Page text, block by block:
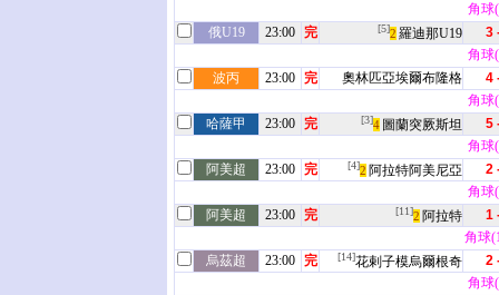
角球
俄U19
23:00 完 [5]2 羅迪那U19
3
角球
波丙
23:00 完 奧林匹亞埃爾布隆格
4
角球
哈薩甲
23:00 完 [3]4 圖蘭突厥斯坦
5
角球
阿美超
23:00 完 [4]2 阿拉特阿美尼亞
2
角球
阿美超
23:00 完 [11]2 阿拉特
1
角球
烏茲超
23:00 完 [14]花剌子模烏爾根奇
2
角球